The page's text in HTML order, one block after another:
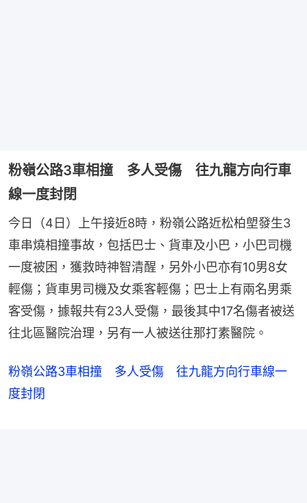
粉嶺公路3車相撞 多人受傷 往九龍方向行車
線一度封閉
今日（4日）上午接近8時，粉嶺公路近松柏塱發生3
車串燒相撞事故，包括巴士、貨車及小巴，小巴司機
一度被困，獲救時神智清醒，另外小巴亦有10男8女
輕傷；貨車男司機及女乘客輕傷；巴士上有兩名男乘
客受傷，據報共有23人受傷，最後其中17名傷者被送
往北區醫院治理，另有一人被送往那打素醫院。
粉嶺公路3車相撞 多人受傷 往九龍方向行車線一
度封閉